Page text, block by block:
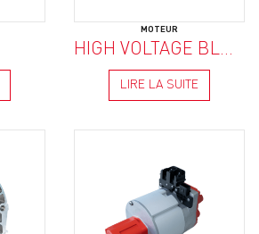
MOTEUR
HIGH VOLTAGE BLDC MOTOR
LIRE LA SUITE